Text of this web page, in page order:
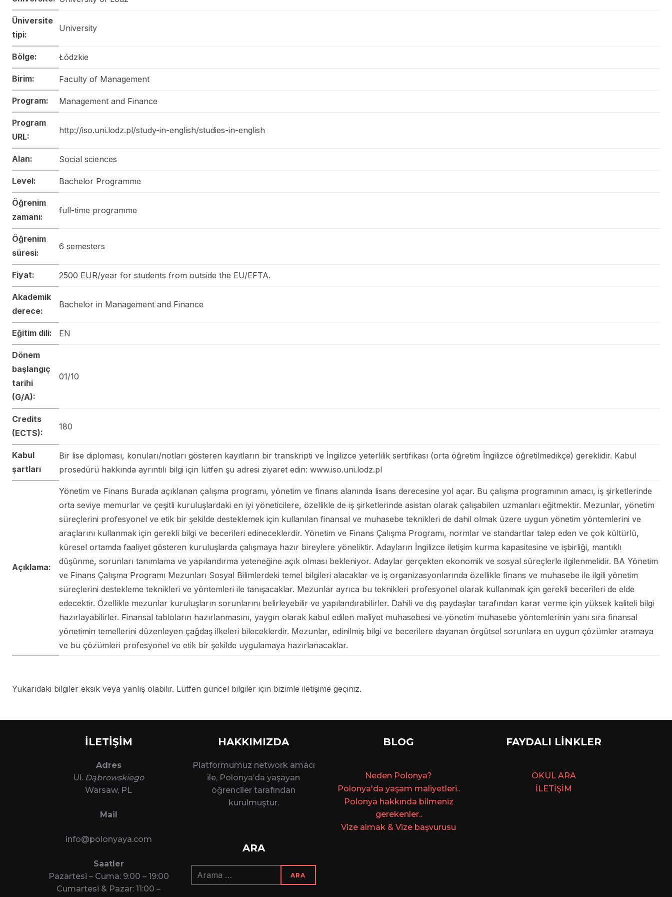
Üniversite
tipi:
University
Bölge: Łódzkie
Birim: Faculty of Management
Program: Management and Finance
Program
URL:
http://iso.uni.lodz.pl/study-in-english/studies-in-english
Alan: Social sciences
Level: Bachelor Programme
Öğrenim
zamanı:
full-time programme
Öğrenim
süresi:
6 semesters
Fiyat: 2500 EUR/year for students from outside the EU/EFTA.
Akademik
derece:
Bachelor in Management and Finance
Eğitim dili: EN
Dönem
başlangıç
tarihi
(G/A):
01/10
Credits
(ECTS):
180
Kabul
şartları
Bir lise diploması, konuları/notları gösteren kayıtların bir transkripti ve İngilizce yeterlilik sertifikası (orta öğretim İngilizce öğretilmedikçe) gereklidir. Kabul
prosedürü hakkında ayrıntılı bilgi için lütfen şu adresi ziyaret edin: www.iso.uni.lodz.pl
Açıklama:
Yönetim ve Finans Burada açıklanan çalışma programı, yönetim ve finans alanında lisans derecesine yol açar. Bu çalışma programının amacı, iş şirketlerinde
orta seviye memurlar ve çeşitli kuruluşlardaki en iyi yöneticilere, özellikle de iş şirketlerinde asistan olarak çalışabilen uzmanları eğitmektir. Mezunlar, yönetim
süreçlerini profesyonel ve etik bir şekilde desteklemek için kullanılan finansal ve muhasebe teknikleri de dahil olmak üzere uygun yönetim yöntemlerini ve
araçlarını kullanmak için gerekli bilgi ve becerileri edineceklerdir. Yönetim ve Finans Çalışma Programı, normlar ve standartlar talep eden ve çok kültürlü,
küresel ortamda faaliyet gösteren kuruluşlarda çalışmaya hazır bireylere yöneliktir. Adayların İngilizce iletişim kurma kapasitesine ve işbirliği, mantıklı
düşünme, sorunları tanımlama ve yapılandırma yeteneğine açık olması bekleniyor. Adaylar gerçekten ekonomik ve sosyal süreçlerle ilgilenmelidir. BA Yönetim
ve Finans Çalışma Programı Mezunları Sosyal Bilimlerdeki temel bilgileri alacaklar ve iş organizasyonlarında özellikle finans ve muhasebe ile ilgili yönetim
süreçlerini destekleme teknikleri ve yöntemleri ile tanışacaklar. Mezunlar ayrıca bu teknikleri profesyonel olarak kullanmak için gerekli becerileri de elde
edecektir. Özellikle mezunlar kuruluşların sorunlarını belirleyebilir ve yapılandırabilirler. Dahili ve dış paydaşlar tarafından karar verme için yüksek kaliteli bilgi
hazırlayabilirler. Finansal tabloların hazırlanmasını, yaygın olarak kabul edilen maliyet muhasebesi ve yönetim muhasebe yöntemlerinin yanı sıra finansal
yönetimin temellerini düzenleyen çağdaş ilkeleri bileceklerdir. Mezunlar, edinilmiş bilgi ve becerilere dayanan örgütsel sorunlara en uygun çözümler aramaya
ve bu çözümleri profesyonel ve etik bir şekilde uygulamaya hazırlanacaklar.
Yukarıdaki bilgiler eksik veya yanlış olabilir. Lütfen güncel bilgiler için bizimle iletişime geçiniz.
İLETİŞİM
Adres
Ul. Dąbrowskiego
Warsaw, PL
Mail
info@polonyaya.com
Saatler
Pazartesi – Cuma: 9:00 – 19:00
Cumartesi & Pazar: 11:00 –
HAKKIMIZDA
Platformumuz network amacı
ile, Polonya’da yaşayan
öğrenciler tarafından
kurulmuştur.
ARA
Arama: ARA
BLOG
Neden Polonya?
Polonya'da yaşam maliyetleri..
Polonya hakkında bilmeniz
gerekenler..
Vize almak & Vize başvurusu
FAYDALI LİNKLER
OKUL ARA
İLETİŞİM